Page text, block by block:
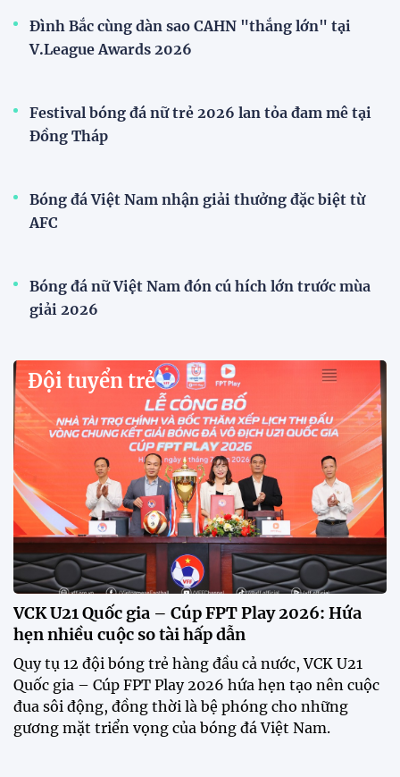
Đình Bắc cùng dàn sao CAHN "thắng lớn" tại
V.League Awards 2026
Festival bóng đá nữ trẻ 2026 lan tỏa đam mê tại
Đồng Tháp
Bóng đá Việt Nam nhận giải thưởng đặc biệt từ
AFC
Bóng đá nữ Việt Nam đón cú hích lớn trước mùa
giải 2026
Đội tuyển trẻ
VCK U21 Quốc gia – Cúp FPT Play 2026: Hứa
hẹn nhiều cuộc so tài hấp dẫn
Quy tụ 12 đội bóng trẻ hàng đầu cả nước, VCK U21
Quốc gia – Cúp FPT Play 2026 hứa hẹn tạo nên cuộc
đua sôi động, đồng thời là bệ phóng cho những
gương mặt triển vọng của bóng đá Việt Nam.